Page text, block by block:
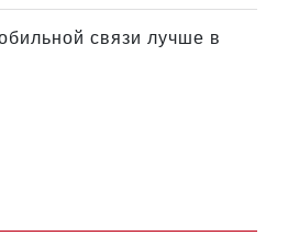
связи лучше в